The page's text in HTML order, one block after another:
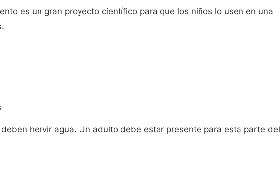
es un gran proyecto científico para que los niños lo usen en una
hervir agua. Un adulto debe estar presente para esta parte del